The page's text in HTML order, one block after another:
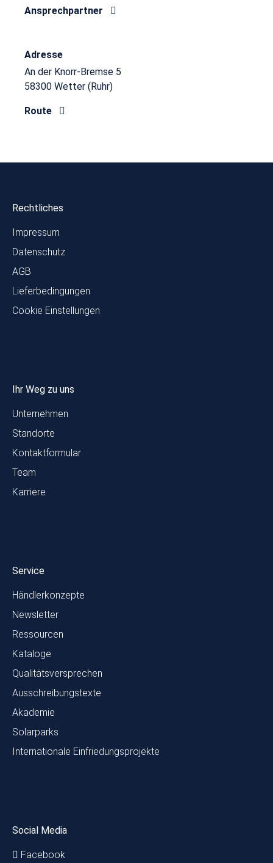
Ansprechpartner
Adresse
An der Knorr-Bremse 5
58300 Wetter (Ruhr)
Route
Rechtliches
Impressum
Datenschutz
AGB
Lieferbedingungen
Cookie Einstellungen
Ihr Weg zu uns
Unternehmen
Standorte
Kontaktformular
Team
Karriere
Service
Händlerkonzepte
Newsletter
Ressourcen
Kataloge
Qualitätsversprechen
Ausschreibungstexte
Akademie
Solarparks
Internationale Einfriedungsprojekte
Social Media
Facebook